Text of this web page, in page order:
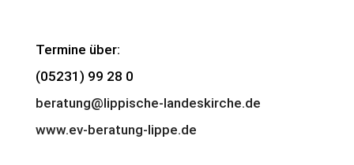
Termine über:
(05231) 99 28 0
beratung@lippische-landeskirche.de
www.ev-beratung-lippe.de